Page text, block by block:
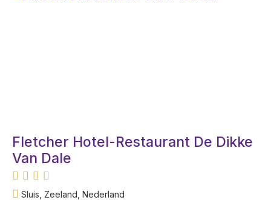
Fletcher Hotel-Restaurant De Dikke
Van Dale
Sluis, Zeeland, Nederland